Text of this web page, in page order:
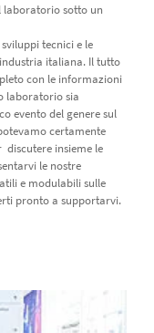
laboratorio sotto un
tecnici e le
italiana. Il tutto
con le informazioni
laboratorio sia
evento del genere sul
certamente
discutere insieme le
le nostre
e modulabili sulle
pronto a supportarvi.